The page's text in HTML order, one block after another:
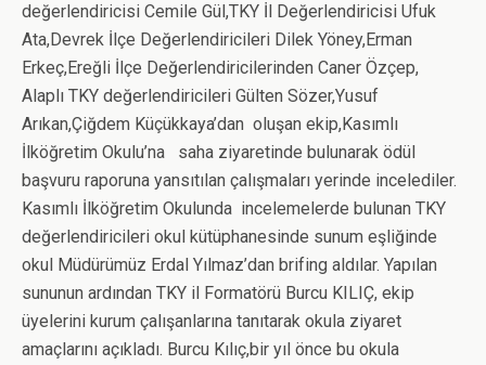
değerlendiricisi Cemile Gül,TKY İl Değerlendiricisi Ufuk
Ata,Devrek İlçe Değerlendiricileri Dilek Yöney,Erman
Erkeç,Ereğli İlçe Değerlendiricilerinden Caner Özçep,
Alaplı TKY değerlendiricileri Gülten Sözer,Yusuf
Arıkan,Çiğdem Küçükkaya’dan oluşan ekip,Kasımlı
İlköğretim Okulu’na saha ziyaretinde bulunarak ödül
başvuru raporuna yansıtılan çalışmaları yerinde incelediler.
Kasımlı İlköğretim Okulunda incelemelerde bulunan TKY
değerlendiricileri okul kütüphanesinde sunum eşliğinde
okul Müdürümüz Erdal Yılmaz’dan brifing aldılar. Yapılan
sununun ardından TKY il Formatörü Burcu KILIÇ, ekip
üyelerini kurum çalışanlarına tanıtarak okula ziyaret
amaçlarını açıkladı. Burcu Kılıç,bir yıl önce bu okula